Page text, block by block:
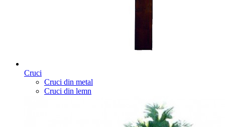
Cruci
Cruci din metal
Cruci din lemn